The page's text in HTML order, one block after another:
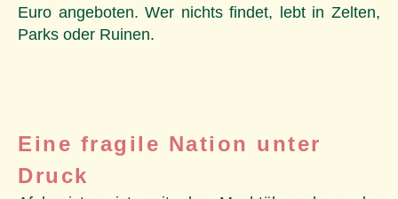
Euro angeboten. Wer nichts findet, lebt in Zelten,
Parks oder Ruinen.
Eine fragile Nation unter
Druck